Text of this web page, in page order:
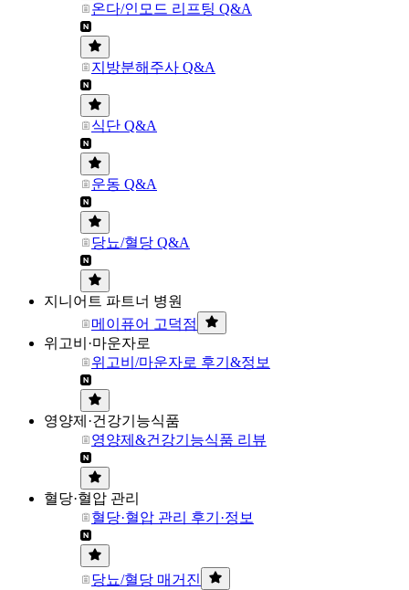
온다/인모드 리프팅 Q&A
지방분해주사 Q&A
식단 Q&A
운동 Q&A
당뇨/혈당 Q&A
지니어트 파트너 병원
메이퓨어 고덕점
위고비·마운자로
위고비/마운자로 후기&정보
영양제·건강기능식품
영양제&건강기능식품 리뷰
혈당·혈압 관리
혈당·혈압 관리 후기·정보
당뇨/혈당 매거진